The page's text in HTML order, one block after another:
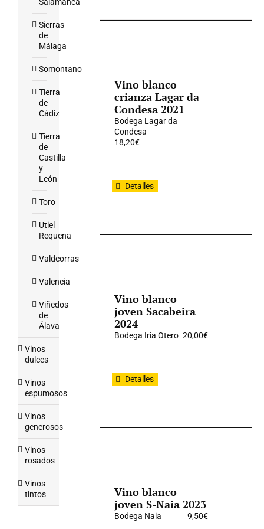
Vino blanco
crianza Lagar da
Condesa 2021
Bodega Lagar da
Condesa
18,20€
Detalles
Vino blanco
joven Sacabeira
2024
Bodega Iria Otero 20,00€
Detalles
Vino blanco
joven S-Naia 2023
Bodega Naia 9,50€
Sierras
de
Málaga
Somontano
Tierra
de
Cádiz
Tierra
de
Castilla
y
León
Toro
Utiel
Requena
Valdeorras
Valencia
Viñedos
de
Álava
Vinos
dulces
Vinos
espumosos
Vinos
generosos
Vinos
rosados
Vinos
tintos